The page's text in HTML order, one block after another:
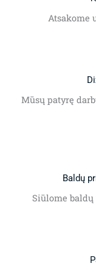
Atsakome
Mūsų patyrę
Baldų
Siūlome